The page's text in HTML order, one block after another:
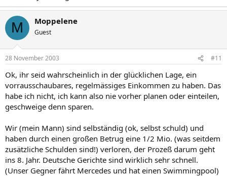
M Moppelene
Guest
28 November 2003 #11
Ok, ihr seid wahrscheinlich in der glücklichen Lage, ein
vorrausschaubares, regelmässiges Einkommen zu haben. Das
habe ich nicht, ich kann also nie vorher planen oder einteilen,
geschweige denn sparen.
Wir (mein Mann) sind selbständig (ok, selbst schuld) und
haben durch einen großen Betrug eine 1/2 Mio. (was seitdem
zusätzliche Schulden sind!) verloren, der Prozeß darum geht
ins 8. Jahr. Deutsche Gerichte sind wirklich sehr schnell.
(Unser Gegner fährt Mercedes und hat einen Swimmingpool)